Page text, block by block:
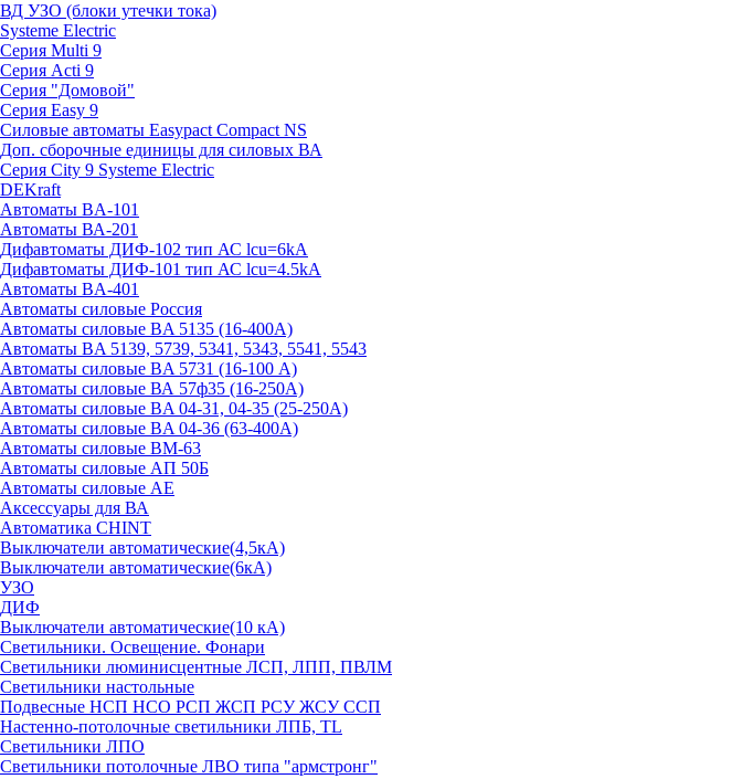
ВД УЗО (блоки утечки тока)
Systeme Electric
Серия Multi 9
Серия Acti 9
Серия "Домовой"
Серия Easy 9
Силовые автоматы Easypact Compact NS
Доп. сборочные единицы для силовых ВА
Серия City 9 Systeme Electric
DEKraft
Автоматы BA-101
Автоматы ВА-201
Дифавтоматы ДИФ-102 тип АС lcu=6kA
Дифавтоматы ДИФ-101 тип АС lcu=4.5kA
Автоматы BA-401
Автоматы силовые Россия
Автоматы силовые BA 5135 (16-400А)
Автоматы BA 5139, 5739, 5341, 5343, 5541, 5543
Автоматы силовые BA 5731 (16-100 А)
Автоматы силовые ВА 57ф35 (16-250А)
Автоматы силовые BA 04-31, 04-35 (25-250А)
Автоматы силовые BA 04-36 (63-400А)
Автоматы силовые ВМ-63
Автоматы силовые АП 50Б
Автоматы силовые АЕ
Аксессуары для ВА
Автоматика CHINT
Выключатели автоматические(4,5кА)
Выключатели автоматические(6кА)
УЗО
ДИФ
Выключатели автоматические(10 кА)
Светильники. Освещение. Фонари
Светильники люминисцентные ЛСП, ЛПП, ПВЛМ
Светильники настольные
Подвесные НСП НСО РСП ЖСП РСУ ЖСУ ССП
Настенно-потолочные светильники ЛПБ, TL
Светильники ЛПО
Светильники потолочные ЛВО типа "армстронг"